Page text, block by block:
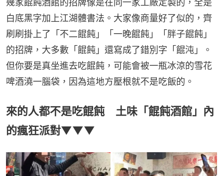
幾家餛飩酒館的招牌像是在同一家工廠定製的，全是
白底黑字加上江湖體書法。大家像商量好了似的，齊
刷刷掛上了「不二餛飩」「一晚餛飩」「胖子餛飩」
的招牌，大多數「餛飩」還寫成了錯別字「餛沌」。
但你要是真坐進去吃餛飩，可能會被一瓶冰涼的雪花
啤酒澆一腦袋，因為這地方壓根就不是吃飯的。
來的人都不是吃餛飩 土味「餛飩酒館」內
的瘋狂派對▼▼▼